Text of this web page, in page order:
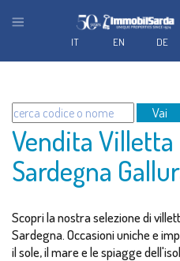
Vai
Vendita Villetta
Sardegna
Scopri la nostra selezione di
Sardegna. Occasioni uniche e
il sole, il mare e le spiagge
DE
EN
IT